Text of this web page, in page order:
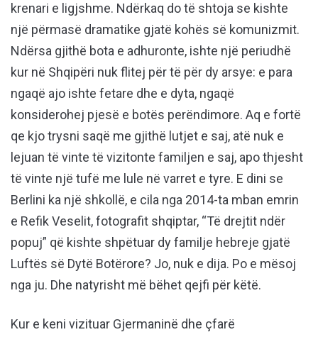
krenari e ligjshme. Ndërkaq do të shtoja se kishte
një përmasë dramatike gjatë kohës së komunizmit.
Ndërsa gjithë bota e adhuronte, ishte një periudhë
kur në Shqipëri nuk flitej për të për dy arsye: e para
ngaqë ajo ishte fetare dhe e dyta, ngaqë
konsiderohej pjesë e botës perëndimore. Aq e fortë
qe kjo trysni saqë me gjithë lutjet e saj, atë nuk e
lejuan të vinte të vizitonte familjen e saj, apo thjesht
të vinte një tufë me lule në varret e tyre. E dini se
Berlini ka një shkollë, e cila nga 2014-ta mban emrin
e Refik Veselit, fotografit shqiptar, “Të drejtit ndër
popuj” që kishte shpëtuar dy familje hebreje gjatë
Luftës së Dytë Botërore? Jo, nuk e dija. Po e mësoj
nga ju. Dhe natyrisht më bëhet qejfi për këtë.
Kur e keni vizituar Gjermaninë dhe çfarë